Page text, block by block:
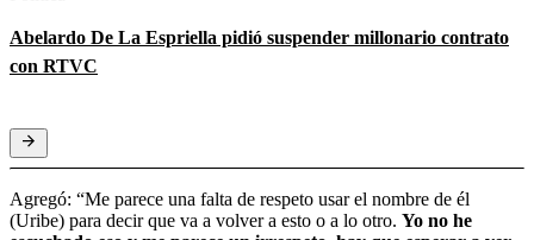
Abelardo De La Espriella pidió suspender millonario contrato
con RTVC
Agregó: “Me parece una falta de respeto usar el nombre de él
(Uribe) para decir que va a volver a esto o a lo otro. Yo no he